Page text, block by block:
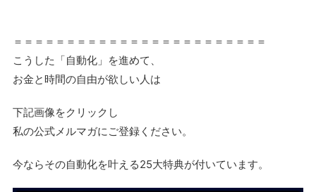
＝＝＝＝＝＝＝＝＝＝＝＝＝＝＝＝＝＝＝＝＝＝＝＝
こうした「自動化」を進めて、
お金と時間の自由が欲しい人は
下記画像をクリックし
私の公式メルマガにご登録ください。
今ならその自動化を叶える25大特典が付いています。